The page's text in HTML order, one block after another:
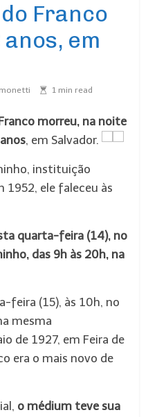
Franco
em
1 min read
morreu, na noite
, em Salvador.
instituição
1952, ele faleceu às
quarta-feira (14), no
das 9h às 20h, na
feira (15), às 10h, no
mesma
de 1927, em Feira de
era o mais novo de
o médium teve sua